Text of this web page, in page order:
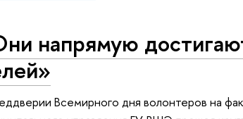
напрямую
Всемирного дня волонтеров на